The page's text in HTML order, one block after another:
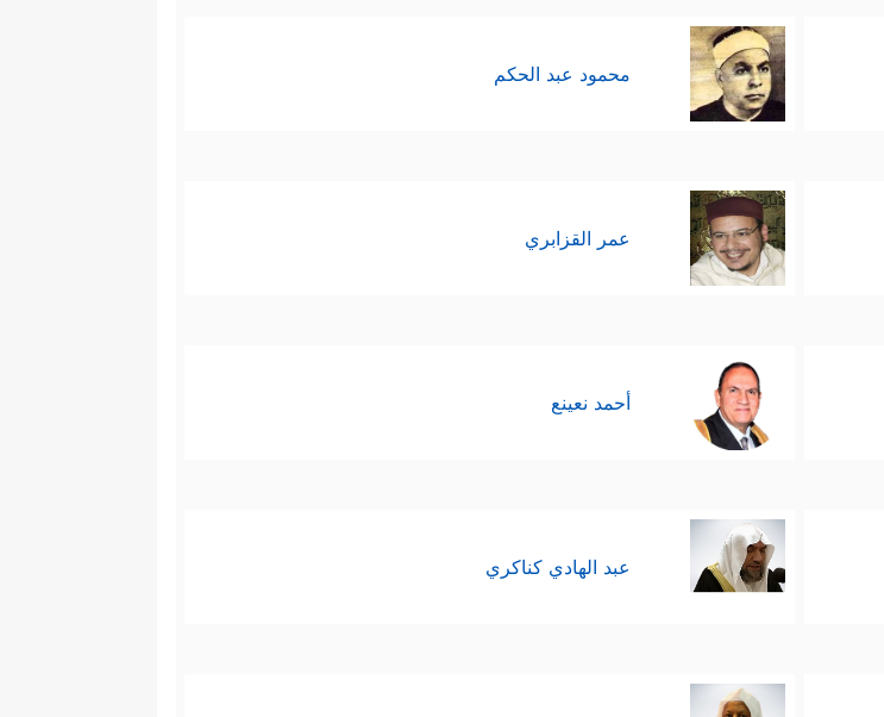
محمود عبد الحكم
عمر القزابري
أحمد نعينع
عبد الهادي كناكري